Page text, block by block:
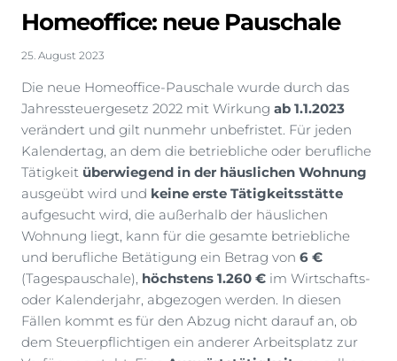
Homeoffice: neue Pauschale
25. August 2023
Die neue Homeoffice-Pauschale wurde durch das
Jahressteuergesetz 2022 mit Wirkung ab 1.1.2023
verändert und gilt nunmehr unbefristet. Für jeden
Kalendertag, an dem die betriebliche oder berufliche
Tätigkeit überwiegend in der häuslichen Wohnung
ausgeübt wird und keine erste Tätigkeitsstätte
aufgesucht wird, die außerhalb der häuslichen
Wohnung liegt, kann für die gesamte betriebliche
und berufliche Betätigung ein Betrag von 6 €
(Tagespauschale), höchstens 1.260 € im Wirtschafts-
oder Kalenderjahr, abgezogen werden. In diesen
Fällen kommt es für den Abzug nicht darauf an, ob
dem Steuerpflichtigen ein anderer Arbeitsplatz zur